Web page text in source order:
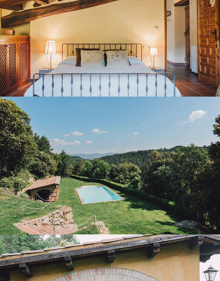
GARDEN AND OUTDOOR POOL
PORCH WITH BARBECUE